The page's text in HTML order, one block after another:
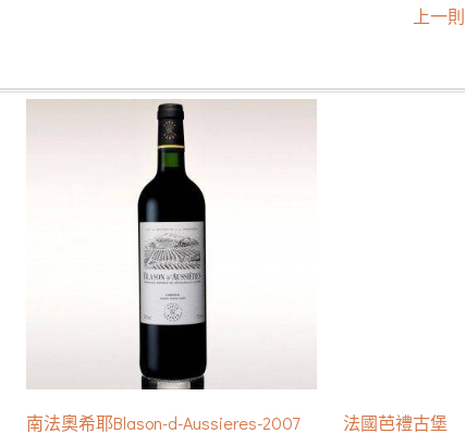
上一則
南法奧希耶Blason-d-Aussieres-2007 法國芭禮古堡